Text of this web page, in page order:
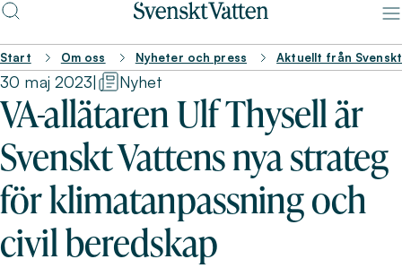
Start Om oss Nyheter och press Aktuellt från
30 maj 2023| Nyhet
VA-allätaren Ulf Thysell är
Svenskt Vattens nya strateg
för klimatanpassning och
civil beredskap